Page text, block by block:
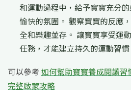
和運動過程中，給予寶寶充分
愉快的氛圍。 觀察寶寶的反應
全和樂趣並存。 讓寶寶享受運
任務，才能建立持久的運動習慣
可以參考如何幫助寶寶養成閱讀
完整啟蒙攻略